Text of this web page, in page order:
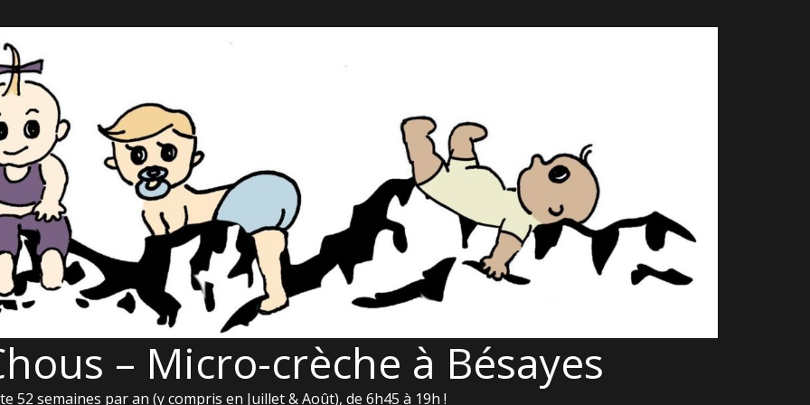
– Micro-crèche à Bésayes
52 semaines par an (y compris en Juillet & Août), de 6h45 à 19h !